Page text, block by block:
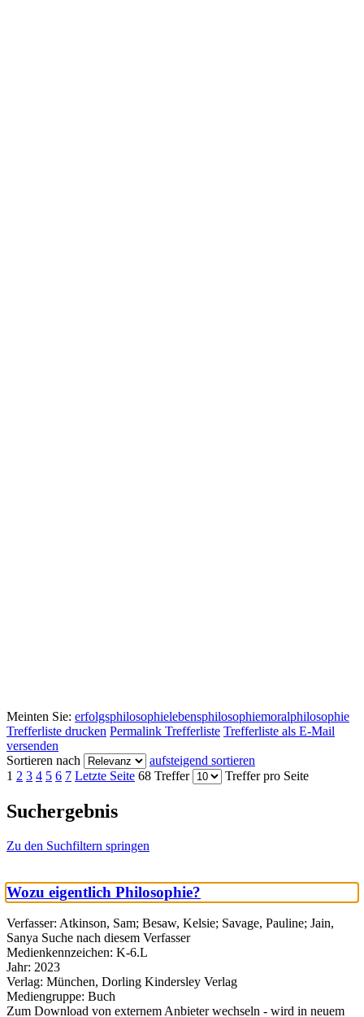
Meinten Sie: erfolgsphilosophielebensphilosophiemoralphilosophie
Trefferliste drucken Permalink Trefferliste Trefferliste als E-Mail
versenden
Sortieren nach
aufsteigend sortieren
1 2 3 4 5 6 7 Letzte Seite 68 Treffer Treffer pro Seite
Suchergebnis
Zu den Suchfiltern springen
Wozu eigentlich Philosophie?
Verfasser: Atkinson, Sam; Besaw, Kelsie; Savage, Pauline; Jain,
Sanya Suche nach diesem Verfasser
Medienkennzeichen: K-6.L
Jahr: 2023
Verlag: München, Dorling Kindersley Verlag
Mediengruppe: Buch
Zum Download von externem Anbieter wechseln - wird in neuem